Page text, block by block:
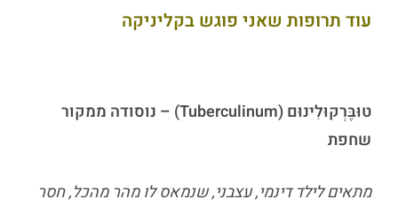
עוד תרופות שאני פוגש בקליניקה
טוּבֶּרְקוּלִינוּם (Tuberculinum) – נוסודה ממקור
שחפת
מתאים לילד דינמי, עצבני, שנמאס לו מהר מהכל, חסר